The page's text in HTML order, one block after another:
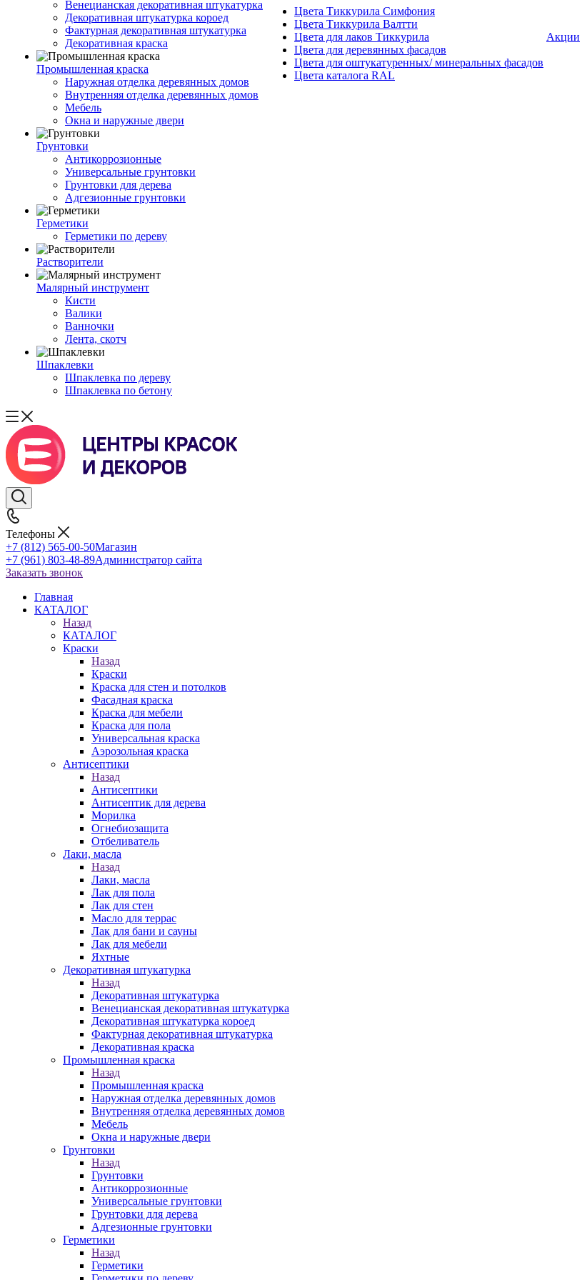
Венецианская декоративная штукатурка
Декоративная штукатурка короед
Фактурная декоративная штукатурка
Декоративная краска
Промышленная краска
Наружная отделка деревянных домов
Внутренняя отделка деревянных домов
Мебель
Окна и наружные двери
Грунтовки
Антикоррозионные
Универсальные грунтовки
Грунтовки для дерева
Адгезионные грунтовки
Герметики
Герметики по дереву
Растворители
Малярный инструмент
Кисти
Валики
Ванночки
Лента, скотч
Шпаклевки
Шпаклевка по дереву
Шпаклевка по бетону
Цвета Тиккурила Симфония
Цвета Тиккурила Валтти
Цвета для лаков Тиккурила
Цвета для деревянных фасадов
Цвета для оштукатуренных/ минеральных фасадов
Цвета каталога RAL
Акции
Телефоны
+7 (812) 565-00-50Магазин
+7 (961) 803-48-89Администратор сайта
Заказать звонок
Главная
КАТАЛОГ
Назад
КАТАЛОГ
Краски
Назад
Краски
Краска для стен и потолков
Фасадная краска
Краска для мебели
Краска для пола
Универсальная краска
Аэрозольная краска
Антисептики
Назад
Антисептики
Антисептик для дерева
Морилка
Огнебиозащита
Отбеливатель
Лаки, масла
Назад
Лаки, масла
Лак для пола
Лак для стен
Масло для террас
Лак для бани и сауны
Лак для мебели
Яхтные
Декоративная штукатурка
Назад
Декоративная штукатурка
Венецианская декоративная штукатурка
Декоративная штукатурка короед
Фактурная декоративная штукатурка
Декоративная краска
Промышленная краска
Назад
Промышленная краска
Наружная отделка деревянных домов
Внутренняя отделка деревянных домов
Мебель
Окна и наружные двери
Грунтовки
Назад
Грунтовки
Антикоррозионные
Универсальные грунтовки
Грунтовки для дерева
Адгезионные грунтовки
Герметики
Назад
Герметики